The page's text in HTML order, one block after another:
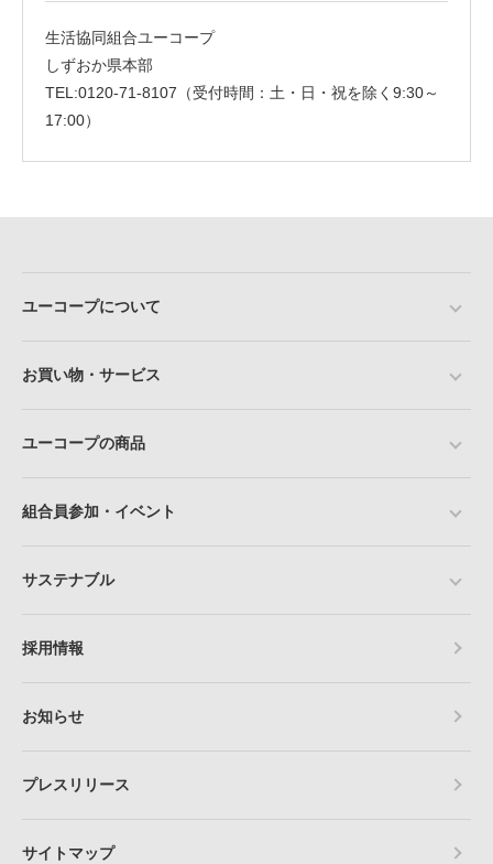
生活協同組合ユーコープ
しずおか県本部
TEL:0120-71-8107（受付時間：土・日・祝を除く9:30～
17:00）
ユーコープについて
お買い物・サービス
ユーコープの商品
組合員参加・イベント
サステナブル
採用情報
お知らせ
プレスリリース
サイトマップ